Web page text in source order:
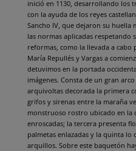
inició en 1130, desarrollando los
con la ayuda de los reyes
Sancho IV, que dejaron su huella
las normas aplicadas respetando
reformas, como la llevada a
María Repullés y Vargas a
detuvimos en la portada
imágenes. Consta de un gran
arquivoltas decorada la primera
grifos y sirenas entre la maraña
monstruoso rostro ubicado en la
enroscadas; la tercera presenta
palmetas enlazadas y la quinta
arquillos. Sobre este baquetón